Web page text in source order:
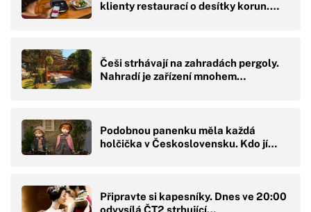
klienty restaurací o desítky korun.…
Češi strhávají na zahradách pergoly.
Nahradí je zařízení mnohem…
Podobnou panenku měla každá
holčička v Československu. Kdo jí…
Připravte si kapesníky. Dnes ve 20:00
odvysílá ČT2 strhující…